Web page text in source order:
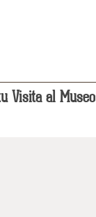
Visita al Museo